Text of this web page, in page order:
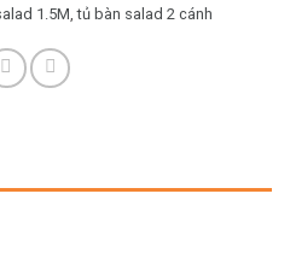
1.5M ,tủ bàn salad 2 cánh